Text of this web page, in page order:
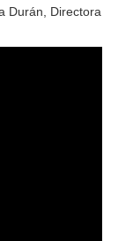
Durán, Directora